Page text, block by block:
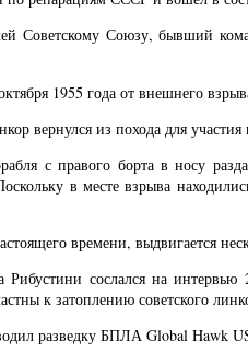
Советскому Союзу, бывший
1955 года от внешнего
вернулся из похода для
с правого борта в носу
в месте взрыва
времени, выдвигается
сослался на интервью
к затоплению советского
разведку БПЛА Global Hawk